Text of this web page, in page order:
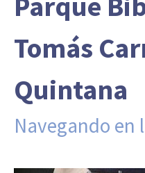
Tomás
Quintana
Navegando en